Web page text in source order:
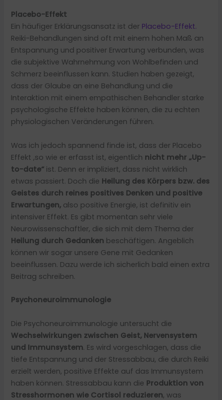
Placebo-Effekt
Ein häufiger Erklärungsansatz ist der Placebo-Effekt.
Reiki-Behandlungen sind oft mit einem hohen Maß an
Entspannung und positiver Erwartung verbunden, was
die subjektive Wahrnehmung von Wohlbefinden und
Schmerz beeinflussen kann. Studien haben gezeigt,
dass der Glaube an eine Behandlung und die
Interaktion mit einem empathischen Behandler starke
psychologische Effekte haben können, die zu echten
physiologischen Veränderungen führen.
Was ich jedoch spannend finde ist, dass der Placebo
Effekt ,so wie er erfasst ist, eigentlich nicht mehr „Up-
to-date“ ist. Denn er impliziert, dass nicht wirklich
etwas passiert. Doch die Heilung des Körpers bzw. des
Geistes durch reines positives Denken und positive
Erwartungen, also positive Energie, ist definitiv ein
intensiver Effekt. Es gibt momentan sehr viele
Neurowissenschaftler, die sich mit dem Thema der
Heilung durch Gedanken beschäftigen. Angeblich
können wir sogar unsere Gene mit Gedanken
beeinflussen. Dazu werde ich sicherlich bald einen extra
Beitrag schreiben.
Psychoneuroimmunologie
Die Psychoneuroimmunologie untersucht die
Wechselwirkungen zwischen Geist, Nervensystem
und Immunsystem. Es wird vorgeschlagen, dass die
tiefe Entspannung und der Stressabbau, die durch Reiki
erzielt werden, positive Effekte auf das Immunsystem
haben können. Stressabbau kann die Produktion von
Stresshormonen wie Cortisol reduzieren, was